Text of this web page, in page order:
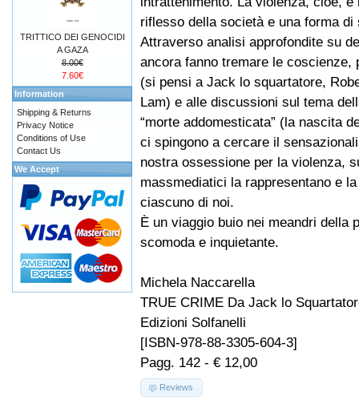
riflesso della società e una forma di
Attraverso analisi approfondite su
ancora fanno tremare le coscienze,
(si pensi a Jack lo squartatore,
Lam) e alle discussioni sul tema
“morte addomesticata” (la nascita
ci spingono a cercare il
nostra ossessione per la violenza,
massmediatici la rappresentano e
ciascuno di noi.
È un viaggio buio nei meandri della
scomoda e inquietante.
Michela Naccarella
TRUE CRIME Da Jack lo
Edizioni Solfanelli
[ISBN-978-88-3305-604-3]
Pagg. 142 - € 12,00
Reviews
TRITTICO DEI GENOCIDI
A GAZA
8.00€
7.60€
Information
Shipping & Returns
Privacy Notice
Conditions of Use
Contact Us
We Accept